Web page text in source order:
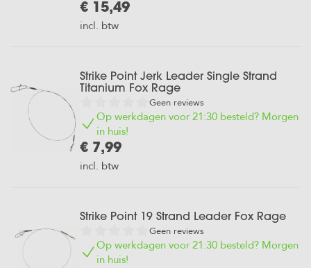
€ 15,49
incl. btw
Strike Point Jerk Leader Single Strand
Titanium Fox Rage
Geen reviews
Op werkdagen voor 21:30 besteld? Morgen
in huis!
€ 7,99
incl. btw
Strike Point 19 Strand Leader Fox Rage
Geen reviews
Op werkdagen voor 21:30 besteld? Morgen
in huis!